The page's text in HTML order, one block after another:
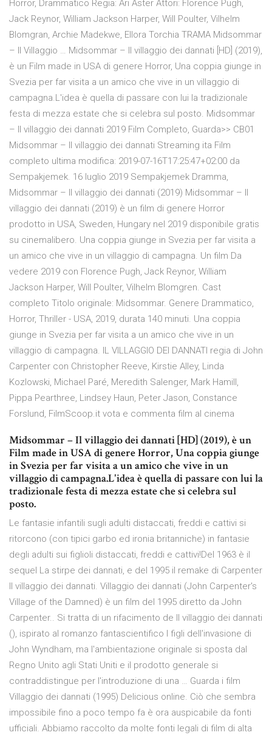
Horror, Drammatico Regia: Ari Aster Attori: Florence Pugh,
Jack Reynor, William Jackson Harper, Will Poulter, Vilhelm
Blomgran, Archie Madekwe, Ellora Torchia TRAMA Midsommar
– Il Villaggio … Midsommar – Il villaggio dei dannati [HD] (2019),
è un Film made in USA di genere Horror, Una coppia giunge in
Svezia per far visita a un amico che vive in un villaggio di
campagna.L'idea è quella di passare con lui la tradizionale
festa di mezza estate che si celebra sul posto. Midsommar
– Il villaggio dei dannati 2019 Film Completo, Guarda>> CB01
Midsommar – Il villaggio dei dannati Streaming ita Film
completo ultima modifica: 2019-07-16T17:25:47+02:00 da
Sempakjemek. 16 luglio 2019 Sempakjemek Dramma,
Midsommar – Il villaggio dei dannati (2019) Midsommar – Il
villaggio dei dannati (2019) è un film di genere Horror
prodotto in USA, Sweden, Hungary nel 2019 disponibile gratis
su cinemalibero. Una coppia giunge in Svezia per far visita a
un amico che vive in un villaggio di campagna. Un film Da
vedere 2019 con Florence Pugh, Jack Reynor, William
Jackson Harper, Will Poulter, Vilhelm Blomgren. Cast
completo Titolo originale: Midsommar. Genere Drammatico,
Horror, Thriller - USA, 2019, durata 140 minuti. Una coppia
giunge in Svezia per far visita a un amico che vive in un
villaggio di campagna. IL VILLAGGIO DEI DANNATI regia di John
Carpenter con Christopher Reeve, Kirstie Alley, Linda
Kozlowski, Michael Paré, Meredith Salenger, Mark Hamill,
Pippa Pearthree, Lindsey Haun, Peter Jason, Constance
Forslund, FilmScoop.it vota e commenta film al cinema
Midsommar – Il villaggio dei dannati [HD] (2019), è un
Film made in USA di genere Horror, Una coppia giunge
in Svezia per far visita a un amico che vive in un
villaggio di campagna.L'idea è quella di passare con lui la
tradizionale festa di mezza estate che si celebra sul
posto.
Le fantasie infantili sugli adulti distaccati, freddi e cattivi si
ritorcono (con tipici garbo ed ironia britanniche) in fantasie
degli adulti sui figlioli distaccati, freddi e cattivi!Del 1963 è il
sequel La stirpe dei dannati, e del 1995 il remake di Carpenter
Il villaggio dei dannati. Villaggio dei dannati (John Carpenter's
Village of the Damned) è un film del 1995 diretto da John
Carpenter.. Si tratta di un rifacimento de Il villaggio dei dannati
(), ispirato al romanzo fantascientifico I figli dell'invasione di
John Wyndham, ma l'ambientazione originale si sposta dal
Regno Unito agli Stati Uniti e il prodotto generale si
contraddistingue per l'introduzione di una … Guarda i film
Villaggio dei dannati (1995) Delicious online. Ciò che sembra
impossibile fino a poco tempo fa è ora auspicabile da fonti
ufficiali. Abbiamo raccolto da molte fonti legali di film di alta